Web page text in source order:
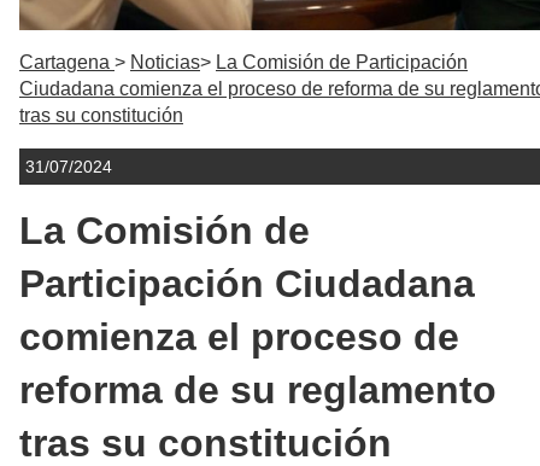
Cartagena Noticias
La Comisión de Participación
Ciudadana comienza el proceso de reforma de su
tras su constitución
31/07/2024
La Comisión de
Participación Ciudadana
comienza el proceso de
reforma de su reglamento
tras su constitución